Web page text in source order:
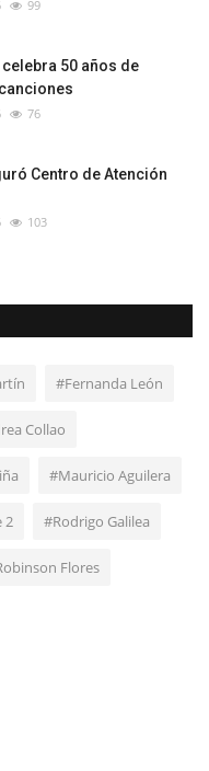
99
50 años de
76
Centro de Atención
103
#Fernanda León
Collao
#Mauricio Aguilera
2 #Rodrigo Galilea
Flores